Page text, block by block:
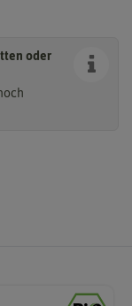
oder